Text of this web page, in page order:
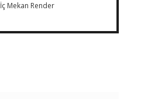
İç Mekan Render